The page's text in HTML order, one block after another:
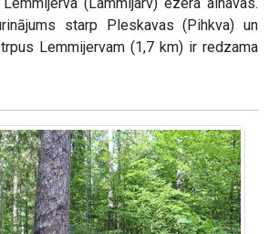
(Lämmijärv) ezera ainavas.
starp Pleskavas (Pihkva) un
Lemmijervam (1,7 km) ir redzama